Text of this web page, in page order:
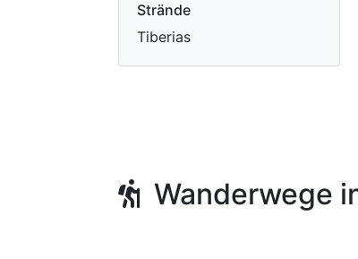
Strände
Tiberias
Wanderwege